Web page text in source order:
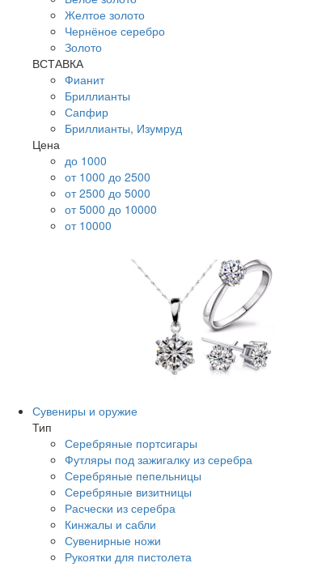
Желтое золото
Чернёное серебро
Золото
ВСТАВКА
Фианит
Бриллианты
Сапфир
Бриллианты, Изумруд
Цена
до 1000
от 1000 до 2500
от 2500 до 5000
от 5000 до 10000
от 10000
Сувениры и оружие
Тип
Серебряные портсигары
Футляры под зажигалку из серебра
Серебряные пепельницы
Серебряные визитницы
Расчески из серебра
Кинжалы и сабли
Сувенирные ножи
Рукоятки для пистолета